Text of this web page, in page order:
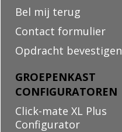
Bel mij terug
Contact formulier
Opdracht bevestigen
GROEPENKAST
CONFIGURATOREN
Click-mate XL Plus
Configurator